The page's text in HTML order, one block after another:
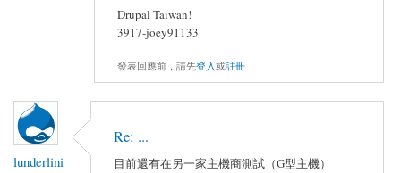
Drupal Taiwan!
3917-joey91133
發表回應前，請先登入或註冊
lunderlini
Re: ...
目前還有在另一家主機商測試（G型主機）